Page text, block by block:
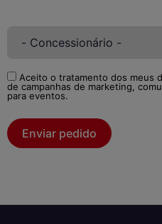
Aceito o tratamento dos meus
de campanhas de marketing,
para eventos.
Enviar pedido